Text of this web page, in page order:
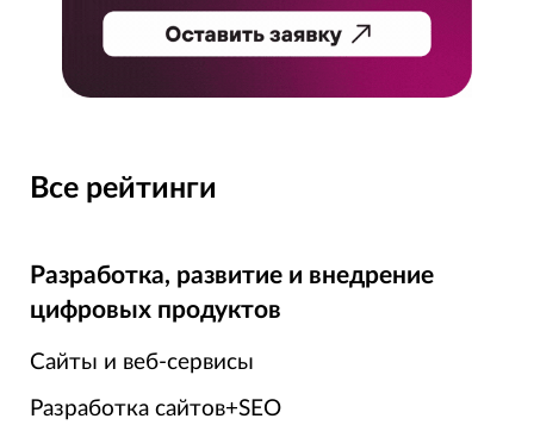
Все рейтинги
Разработка, развитие и внедрение
цифровых продуктов
Сайты и веб-сервисы
Разработка сайтов+SEO